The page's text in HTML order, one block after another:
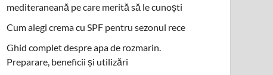
mediteraneană pe care merită să le cunoști
Cum alegi crema cu SPF pentru sezonul rece
Ghid complet despre apa de rozmarin.
Preparare, beneficii și utilizări